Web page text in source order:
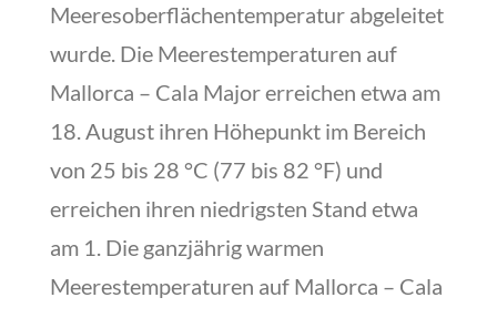
Meeresoberflächentemperatur abgeleitet
wurde. Die Meerestemperaturen auf
Mallorca – Cala Major erreichen etwa am
18. August ihren Höhepunkt im Bereich
von 25 bis 28 °C (77 bis 82 °F) und
erreichen ihren niedrigsten Stand etwa
am 1. Die ganzjährig warmen
Meerestemperaturen auf Mallorca – Cala